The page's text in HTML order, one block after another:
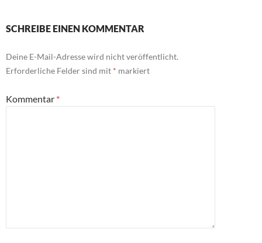
SCHREIBE EINEN KOMMENTAR
Deine E-Mail-Adresse wird nicht veröffentlicht.
Erforderliche Felder sind mit * markiert
Kommentar *